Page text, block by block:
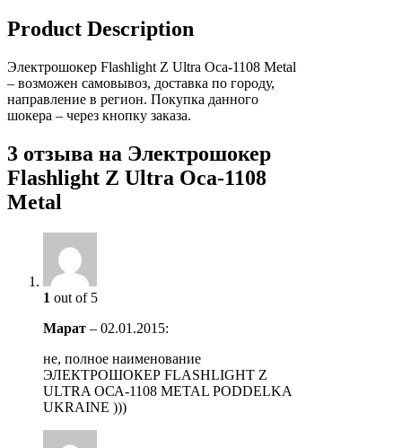
Product Description
Электрошокер Flashlight Z Ultra Оса-1108 Metal
– возможен самовывоз, доставка по городу,
направление в регион. Покупка данного
шокера – через кнопку заказа.
3 отзыва на Электрошокер
Flashlight Z Ultra Оса-1108
Metal
1 out of 5
Марат – 02.01.2015:
не, полное наименование
ЭЛЕКТРОШОКЕР FLASHLIGHT Z
ULTRA ОСА-1108 METAL PODDELKA
UKRAINE )))